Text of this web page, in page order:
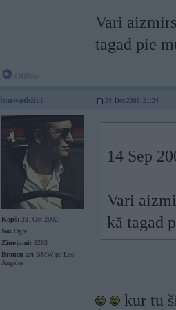
Vari
tagad pie
bmwaddict 24. Dec 2009, 21:24
Kopš: 23. Oct 2002
No: Ogre
Ziņojumi: 8263
Braucu ar: BMW pa Los
Angeles
14 Sep
Vari
kā tagad
kur tu